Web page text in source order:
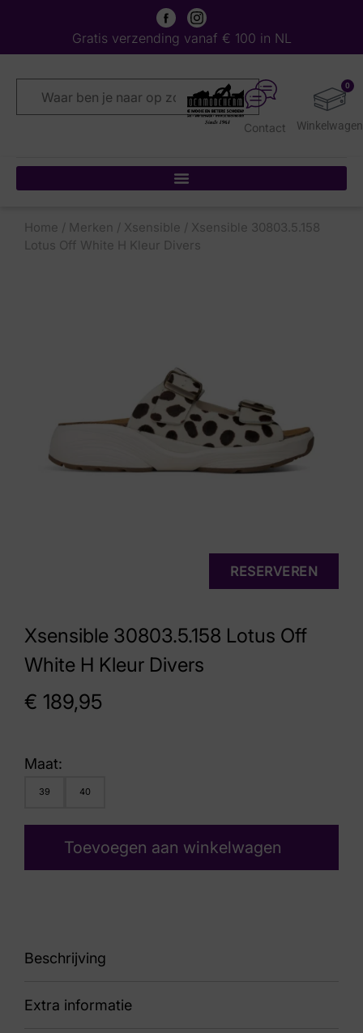
Gratis verzending vanaf € 100 in NL
0
Contact
Home / Merken / Xsensible / Xsensible 30803.5.158
Lotus Off White H Kleur Divers
Xsensible 30803.5.158 Lotus Off
White H Kleur Divers
€ 189,95
RESERVEREN
Maat:
39 40
Toevoegen aan winkelwagen
Beschrijving
91 30803.5.158 Lotus Off White H
Extra informatie